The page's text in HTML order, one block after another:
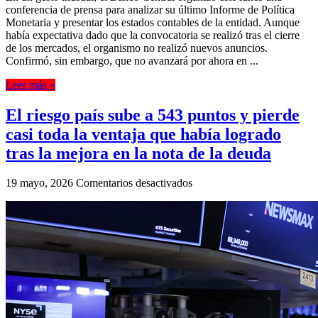
conferencia de prensa para analizar su último Informe de Política
Monetaria y presentar los estados contables de la entidad. Aunque
había expectativa dado que la convocatoria se realizó tras el cierre
de los mercados, el organismo no realizó nuevos anuncios.
Confirmó, sin embargo, que no avanzará por ahora en ...
Leer más »
El riesgo país sube a 543 puntos y pierde
casi toda la ventaja que había logrado
tras la mejora en la nota de la deuda
19 mayo, 2026 Comentarios desactivadosen
riesgo
país
sube
a
543
casi